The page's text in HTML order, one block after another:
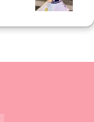
アカウント
カウント公式アカウント
みんFacebook公式アカウン
りーみんYouTube公式アカ